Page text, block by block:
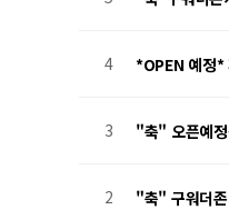
4 *OPEN 예정*
3 "축" 오픈예정
2 "축" 구워더